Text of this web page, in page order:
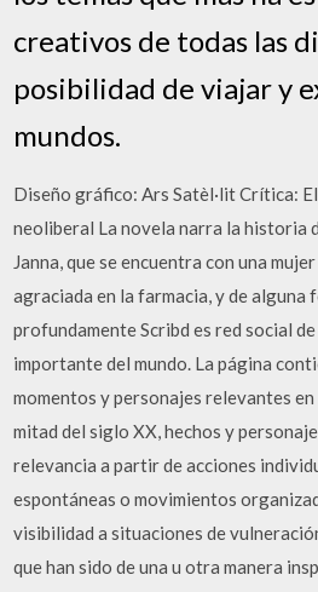
creativos de todas las
posibilidad de viajar y
mundos.
Diseño gráfico: Ars Satèl·lit Crítica:
neoliberal La novela narra la historia
Janna, que se encuentra con una
agraciada en la farmacia, y de alguna
profundamente Scribd es red social
importante del mundo. La página
momentos y personajes relevantes
mitad del siglo XX, hechos y
relevancia a partir de acciones
espontáneas o movimientos
visibilidad a situaciones de
que han sido de una u otra manera